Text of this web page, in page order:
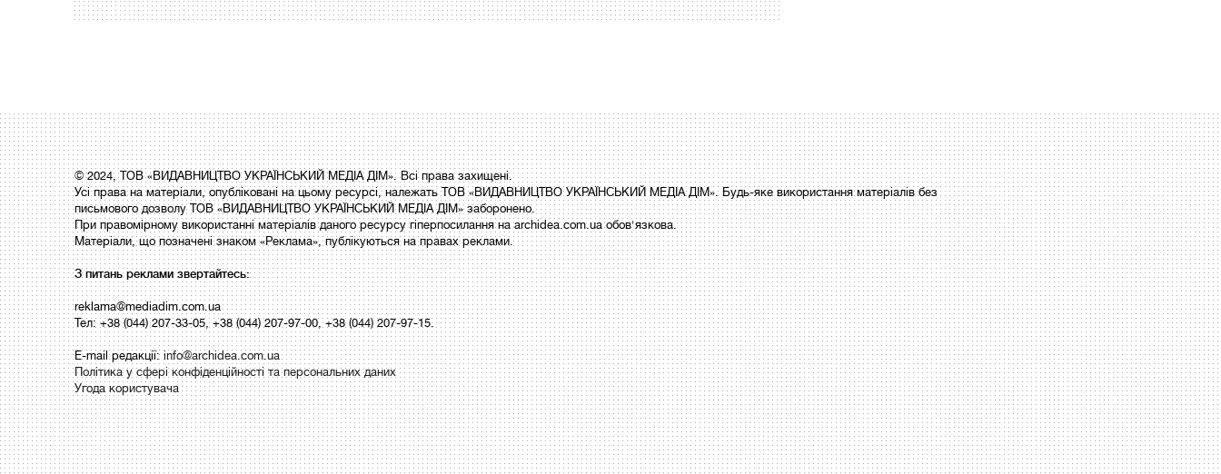
© 2024, ТОВ «ВИДАВНИЦТВО УКРАЇНСЬКИЙ МЕДІА ДІМ». Всі права захищені.
Усі права на матеріали, опубліковані на цьому ресурсі, належать ТОВ «ВИДАВНИЦТВО УКРАЇНСЬКИЙ МЕДІА ДІМ». Будь-яке використання матеріалів без
письмового дозволу ТОВ «ВИДАВНИЦТВО УКРАЇНСЬКИЙ МЕДІА ДІМ» заборонено.
При правомірному використанні матеріалів даного ресурсу гіперпосилання на archidea.com.ua обов'язкова.
Матеріали, що позначені знаком «Реклама», публікуються на правах реклами.
З питань реклами звертайтесь:
reklama@mediadim.com.ua
Тел: +38 (044) 207-33-05, +38 (044) 207-97-00, +38 (044) 207-97-15.
E-mail редакції: info@archidea.com.ua
Політика у сфері конфіденційності та персональних даних
Угода користувача